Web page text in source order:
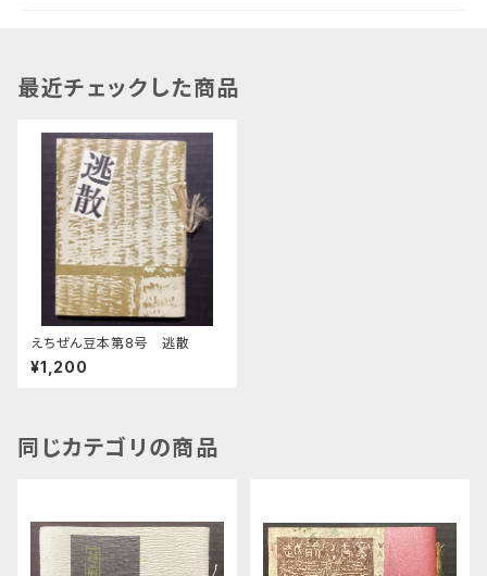
最近チェックした商品
えちぜん豆本第8号 逃散
¥1,200
同じカテゴリの商品